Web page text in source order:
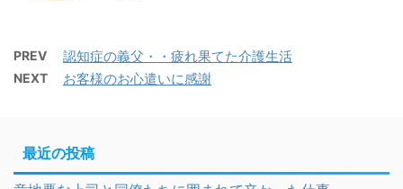
PREV 認知症の義父・・疲れ果てた介護生活
NEXT お客様のお心遣いに感謝
最近の投稿